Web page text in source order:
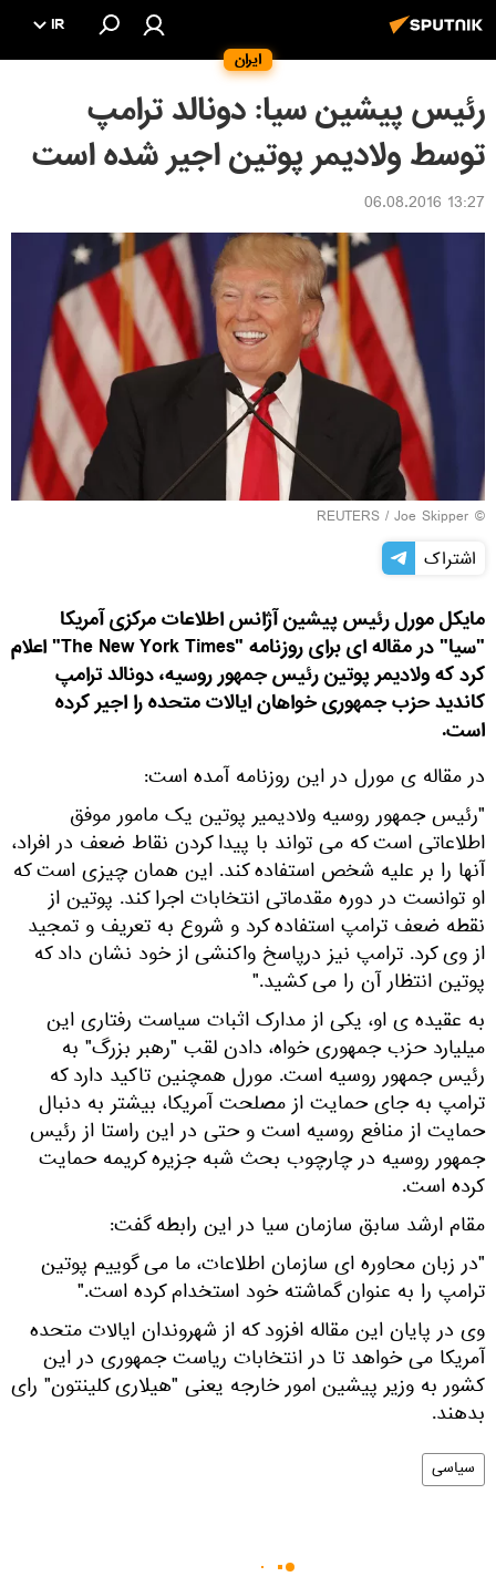
ایران
IR
رئیس پیشین سیا: دونالد ترامپ
توسط ولادیمر پوتین اجیر شده است
13:27 06.08.2016
©
REUTERS / Joe Skipper
اشتراک
مایکل مورل رئیس پیشین آژانس اطلاعات مرکزی آمریکا
"سیا" در مقاله ای برای روزنامه "The New York Times" اعلام
کرد که ولادیمر پوتین رئیس جمهور روسیه، دونالد ترامپ
کاندید حزب جمهوری خواهان ایالات متحده را اجیر کرده
است.
در مقاله ی مورل در این روزنامه آمده است:
"رئیس جمهور روسیه ولادیمیر پوتین یک مامور موفق
اطلاعاتی است که می تواند با پیدا کردن نقاط ضعف در افراد،
آنها را بر علیه شخص استفاده کند. این همان چیزی است که
او توانست در دوره مقدماتی انتخابات اجرا کند. پوتین از
نقطه ضعف ترامپ استفاده کرد و شروع به تعریف و تمجید
از وی کرد. ترامپ نیز درپاسخ واکنشی از خود نشان داد که
پوتین انتظار آن را می کشید."
به عقیده ی او، یکی از مدارک اثبات سیاست رفتاری این
میلیارد حزب جمهوری خواه، دادن لقب "رهبر بزرگ" به
رئیس جمهور روسیه است. مورل همچنین تاکید دارد که
ترامپ به جای حمایت از مصلحت آمریکا، بیشتر به دنبال
حمایت از منافع روسیه است و حتی در این راستا از رئیس
جمهور روسیه در چارچوب بحث شبه جزیره کریمه حمایت
کرده است.
مقام ارشد سابق سازمان سیا در این رابطه گفت:
"در زبان محاوره ای سازمان اطلاعات، ما می گوییم پوتین
ترامپ را به عنوان گماشته خود استخدام کرده است."
وی در پایان این مقاله افزود که از شهروندان ایالات متحده
آمریکا می خواهد تا در انتخابات ریاست جمهوری در این
کشور به وزیر پیشین امور خارجه یعنی "هیلاری کلینتون" رای
بدهند.
سیاسی